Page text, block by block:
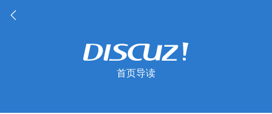
首页导读